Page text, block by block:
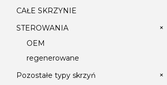
CAŁE SKRZYNIE
STEROWANIA
+
OEM
regenerowane
Pozostałe typy skrzyń
+